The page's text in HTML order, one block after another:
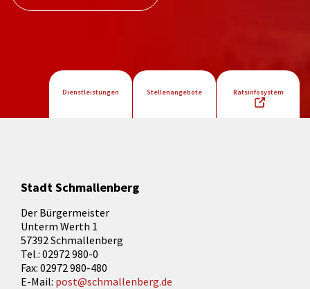
Dienstleistungen Stellenangebote Ratsinfosystem
Stadt Schmallenberg
Der Bürgermeister
Unterm Werth 1
57392 Schmallenberg
Tel.: 02972 980-0
Fax: 02972 980-480
E-Mail: post@schmallenberg.de